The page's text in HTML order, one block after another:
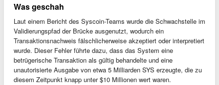
Was geschah
Laut einem Bericht des Syscoin-Teams wurde die Schwachstelle im
Validierungspfad der Brücke ausgenutzt, wodurch ein
Transaktionsnachweis fälschlicherweise akzeptiert oder interpretiert
wurde. Dieser Fehler führte dazu, dass das System eine
betrügerische Transaktion als gültig behandelte und eine
unautorisierte Ausgabe von etwa 5 Milliarden SYS erzeugte, die zu
diesem Zeitpunkt knapp unter $10 Millionen wert waren.